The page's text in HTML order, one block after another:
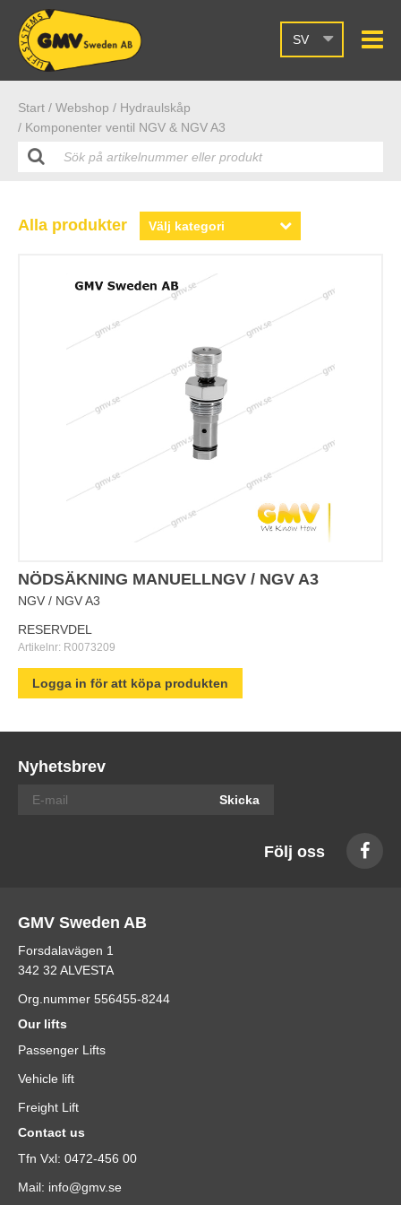
SV
Start / Webshop / Hydraulskåp
/ Komponenter ventil NGV & NGV A3
Alla produkter
NÖDSÄKNING MANUELLNGV / NGV A3
NGV / NGV A3
RESERVDEL
Artikelnr: R0073209
Logga in för att köpa produkten
Nyhetsbrev
Skicka
Följ oss
GMV Sweden AB
Forsdalavägen 1
342 32 ALVESTA
Org.nummer 556455-8244
Our lifts
Passenger Lifts
Vehicle lift
Freight Lift
Contact us
Tfn Vxl: 0472-456 00
Mail: info@gmv.se